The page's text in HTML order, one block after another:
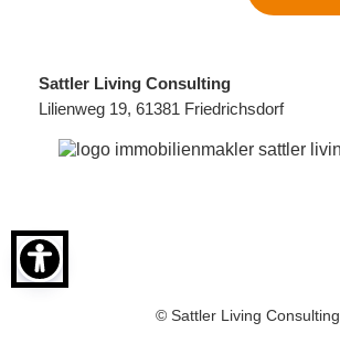
© Sattler Living Consulting
Sattler Living Consulting
Lilienweg 19, 61381 Friedrichsdorf